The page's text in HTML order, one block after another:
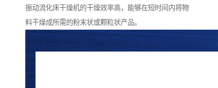
振动流化床干燥机的干燥效率高，能够在短时间内将物
料干燥成所需的粉末状或颗粒状产品。